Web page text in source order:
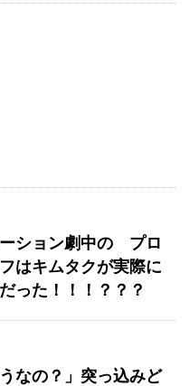
ション劇中の プロ
はキムタクが実際に
った！！！？？？
なの？」突っ込みど